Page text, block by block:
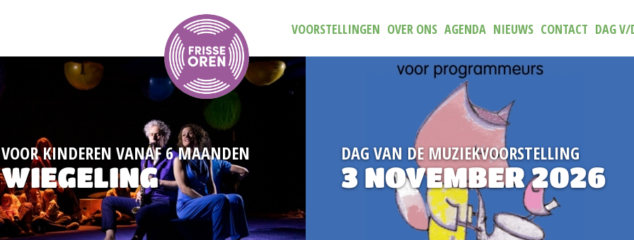
VOORSTELLINGEN OVER ONS AGENDA NIEUWS CONTACT DAG
DAG VAN DE MUZIEKVOORSTELLING
3 NOVEMBER 2026
NIEUW
TRAILER
AAN